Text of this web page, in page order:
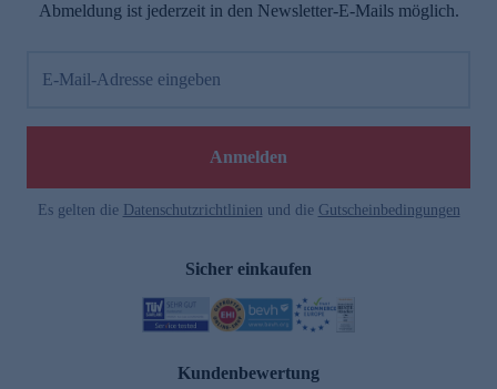
Abmeldung ist jederzeit in den Newsletter-E-Mails möglich.
E-Mail-Adresse eingeben
Anmelden
Es gelten die Datenschutzrichtlinien und die Gutscheinbedingungen
Sicher einkaufen
Kundenbewertung